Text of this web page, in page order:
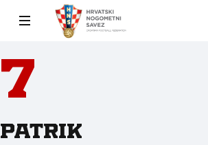
7
Patrik